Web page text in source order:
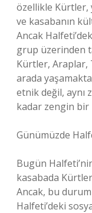
özellikle Kürtler,
ve kasabanın
Ancak
grup üzerinden
Kürtler, Araplar,
arada
etnik değil, aynı
kadar zengin
Günümüzde
Bugün
kasabada
Ancak, bu durum
Halfeti’deki